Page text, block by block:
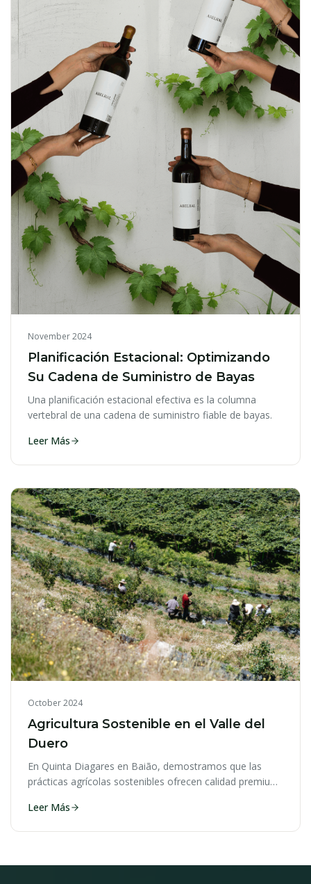
November 2024
Planificación Estacional: Optimizando
Su Cadena de Suministro de Bayas
Una planificación estacional efectiva es la columna
vertebral de una cadena de suministro fiable de bayas.
Leer Más
October 2024
Agricultura Sostenible en el Valle del
Duero
En Quinta Diagares en Baião, demostramos que las
prácticas agrícolas sostenibles ofrecen calidad premium
Leer Más